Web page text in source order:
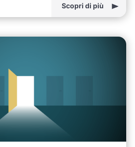
Scopri di più